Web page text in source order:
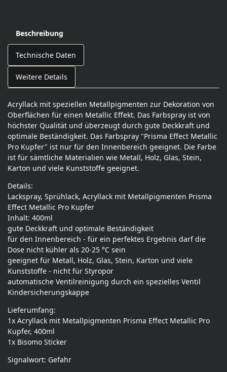
Beschreibung
Technische Daten
Weitere Details
Acryllack mit speziellen Metallpigmenten zur Dekoration von
Oberflächen für einen Metallic Effekt. Das Farbspray ist von
höchster Qualität und überzeugt durch gute Deckkraft und
optimale Beständigkeit. Das Farbspray "Prisma Effect Metallic
Pro Kupfer" ist nur für den Innenbereich geeignet. Die Farbe
ist für sämtliche Materialien wie Metall, Holz, Glas, Stein,
Karton und viele Kunststoffe geeignet.
Details:
Lackspray, Sprühlack, Acryllack mit Metallpigmenten Prisma
Effect Metallic Pro Kupfer
Inhalt: 400ml
gute Deckkraft und optimale Beständigkeit
für den Innenbereich - für ein perfektes Ergebnis darf die
Dose nicht kühler als 20-25 °C sein
geeignet für Metall, Holz, Glas, Stein, Karton und viele
Kunststoffe - nicht für Styropor
automatische Ventilreinigung durch ein spezielles Ventil
Kindersicherungskappe
Lieferumfang:
1x Acryllack mit Metallpigmenten Prisma Effect Metallic Pro
Kupfer, 400ml
1x Bisomo Sticker
Signalwort: Gefahr